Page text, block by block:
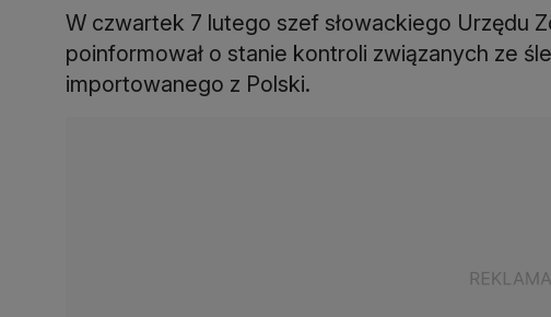
W czwartek 7 lutego szef słowackiego Urzędu
poinformował o stanie kontroli związanych ze
importowanego z Polski.